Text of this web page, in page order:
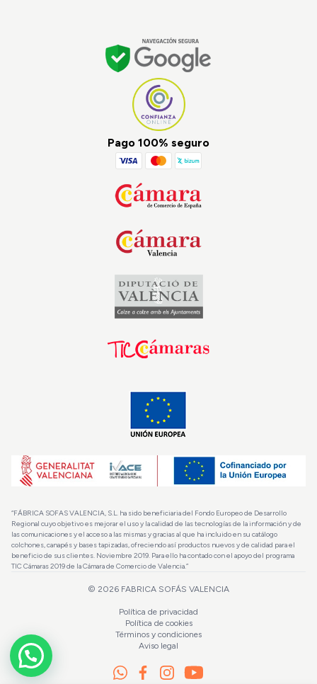
Pago 100% seguro
“FÁBRICA SOFAS VALENCIA, S.L. ha sido beneficiaria del Fondo Europeo de Desarrollo
Regional cuyo objetivo es mejorar el uso y la calidad de las tecnologías de la información y de
las comunicaciones y el acceso a las mismas y gracias al que ha incluido en su catálogo
colchones, canapés y bases tapizadas, ofreciendo así productos nuevos y de calidad para el
beneficio de sus clientes. Noviembre 2019. Para ello ha contado con el apoyo del programa
TIC Cámaras 2019 de la Cámara de Comercio de Valencia.”
© 2026 FABRICA SOFÁS VALENCIA
Política de privacidad
Política de cookies
Términos y condiciones
Aviso legal